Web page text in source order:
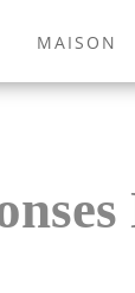
MAISON